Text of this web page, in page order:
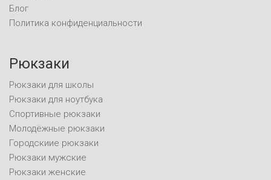
Блог
Политика конфиденциальности
Рюкзаки
Рюкзаки для школы
Рюкзаки для ноутбука
Спортивные рюкзаки
Молодёжные рюкзаки
Городскиие рюкзаки
Рюкзаки мужские
Рюкзаки женские